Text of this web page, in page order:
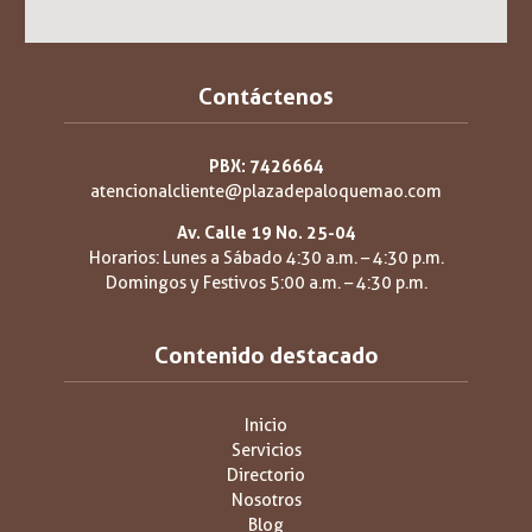
Contáctenos
PBX: 7426664
atencionalcliente@plazadepaloquemao.com
Av. Calle 19 No. 25-04
Horarios: Lunes a Sábado 4:30 a.m. – 4:30 p.m.
Domingos y Festivos 5:00 a.m. – 4:30 p.m.
Contenido destacado
Inicio
Servicios
Directorio
Nosotros
Blog